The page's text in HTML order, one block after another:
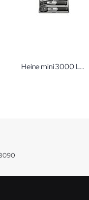
Heine mini 3000 LED Ophthalmoskop, Otoskop LED F.O., Batteriegriff mit 2 mini 3000 Batteriegriffen